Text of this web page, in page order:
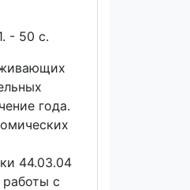
- 50 с.
года.
44.03.04
с